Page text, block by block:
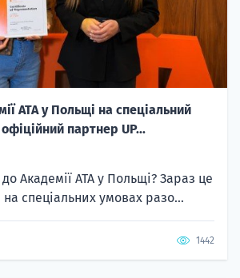
ATA у Польщі на спеціальний
партнер UP...
Академії ATA у Польщі? Зараз це
спеціальних умовах разо...
1442